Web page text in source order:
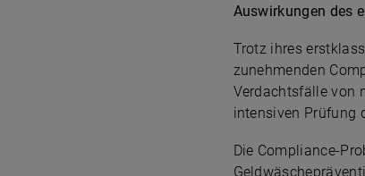
Auswirkungen des
Trotz ihres
zunehmenden
Verdachtsfälle von
intensiven Prüfung
Die Compliance-